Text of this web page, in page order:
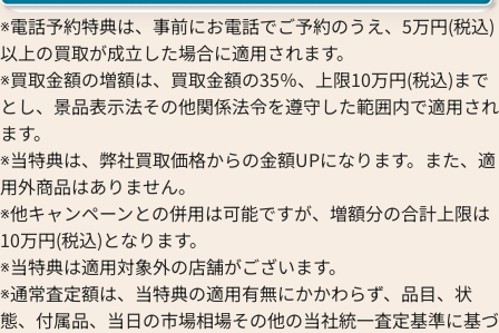
※電話予約特典は、事前にお電話でご予約のうえ、5万円(税込)
以上の買取が成立した場合に適用されます。
※買取金額の増額は、買取金額の35％、上限10万円(税込)まで
とし、景品表示法その他関係法令を遵守した範囲内で適用され
ます。
※当特典は、弊社買取価格からの金額UPになります。また、適
用外商品はありません。
※他キャンペーンとの併用は可能ですが、増額分の合計上限は
10万円(税込)となります。
※当特典は適用対象外の店舗がございます。
※通常査定額は、当特典の適用有無にかかわらず、品目、状
態、付属品、当日の市場相場その他の当社統一査定基準に基づ